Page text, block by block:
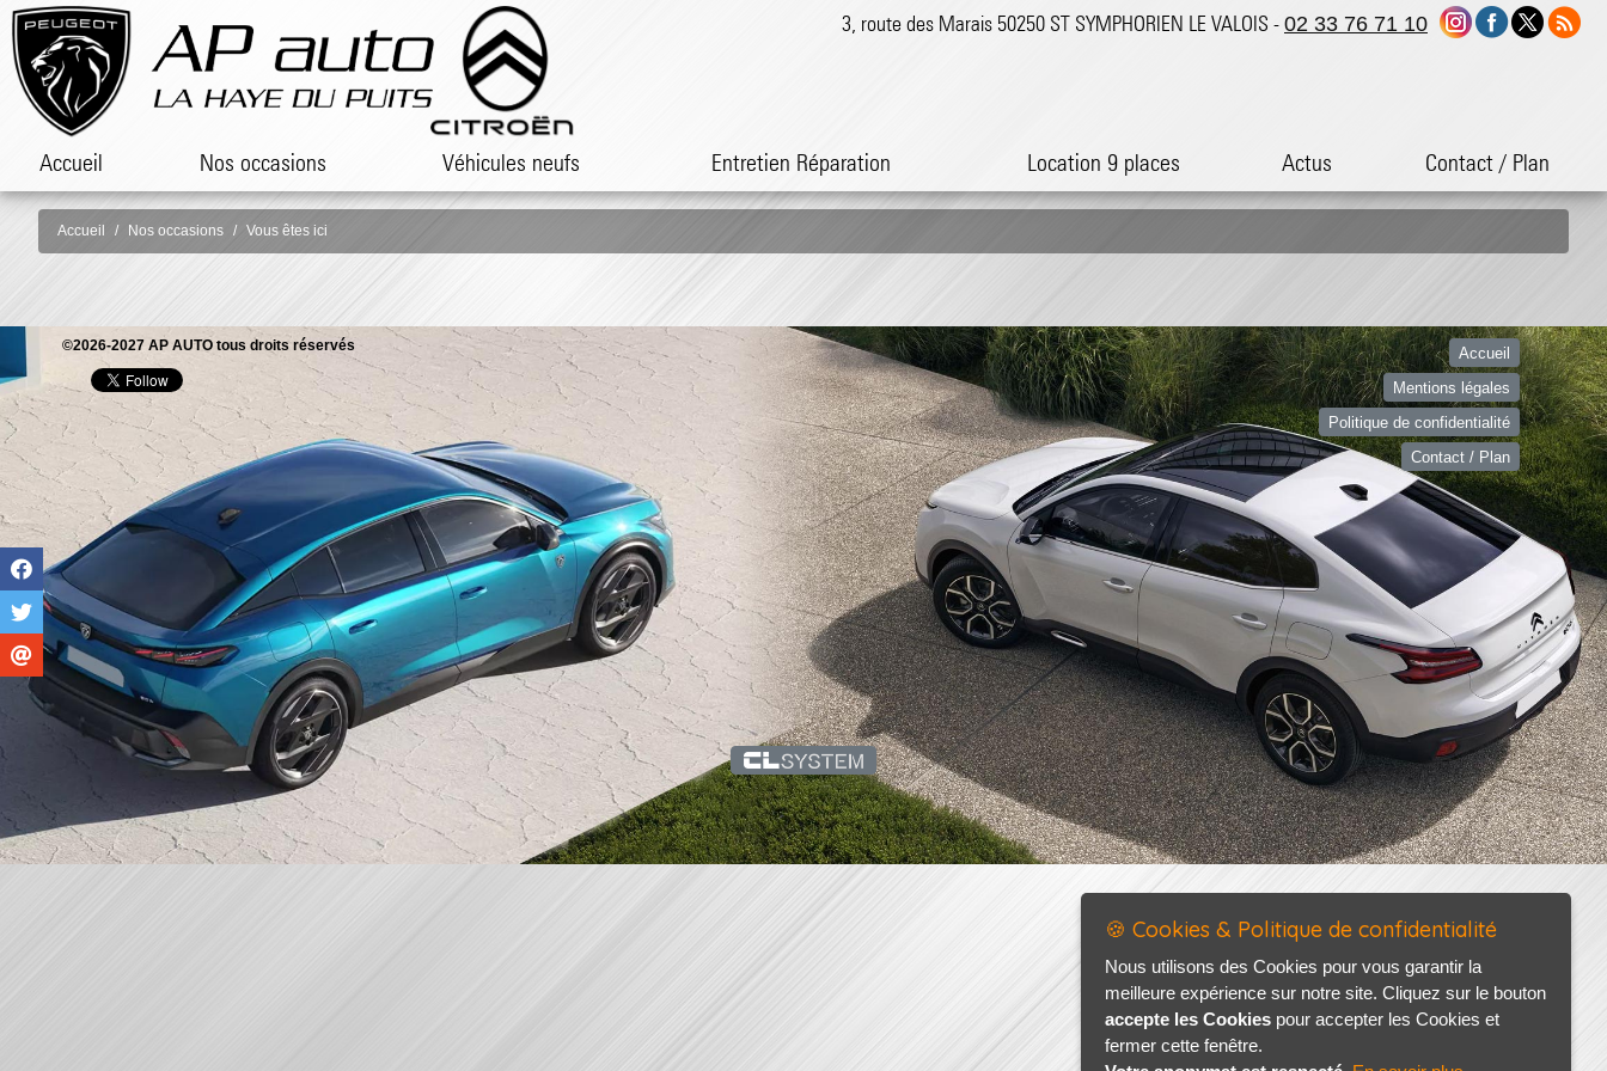
Accueil Nos occasions Véhicules neufs Entretien Réparation Location 9 places Actus Contact / Plan
3, route des Marais 50250 ST SYMPHORIEN LE VALOIS - 02 33 76 71 10
Accueil Nos occasions Vous êtes ici
©2026-2027 AP AUTO tous droits réservés
Accueil
Mentions légales
Politique de confidentialité
Contact / Plan
🍪 Cookies & Politique de confidentialité
Nous utilisons des Cookies pour vous garantir la
meilleure expérience sur notre site. Cliquez sur le bouton
accepte les Cookies pour accepter les Cookies et
fermer cette fenêtre.